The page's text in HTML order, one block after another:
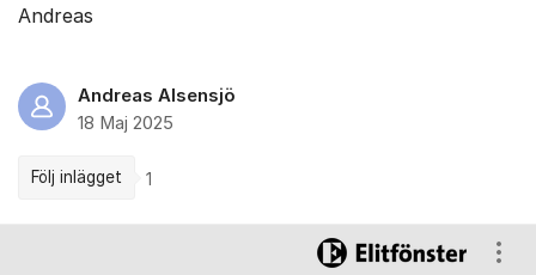
Andreas
Andreas Alsensjö
18 Maj 2025
Följ inlägget 1